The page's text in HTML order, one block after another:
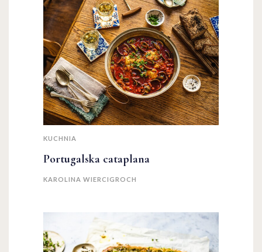
KUCHNIA
Portugalska cataplana
KAROLINA WIERCIGROCH